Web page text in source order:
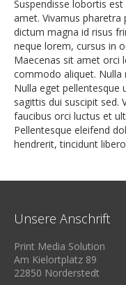
Suspendisse lobortis
amet. Vivamus
dictum magna id risus
neque lorem, cursus in
Maecenas sit amet orci
commodo aliquet. Nulla
Nulla eget pellentesque
sagittis dui suscipit sed.
faucibus orci luctus et
Pellentesque eleifend
hendrerit, tincidunt
Unsere Anschrift
Print Media Solution
Am Kielortplatz 89
22850 Norderstedt